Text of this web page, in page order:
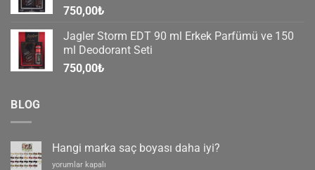
750,00₺
Jagler Storm EDT 90 ml Erkek Parfümü ve 150
ml Deodorant Seti
750,00₺
BLOG
Hangi marka saç boyası daha iyi?
Hangi
yorumlar kapalı